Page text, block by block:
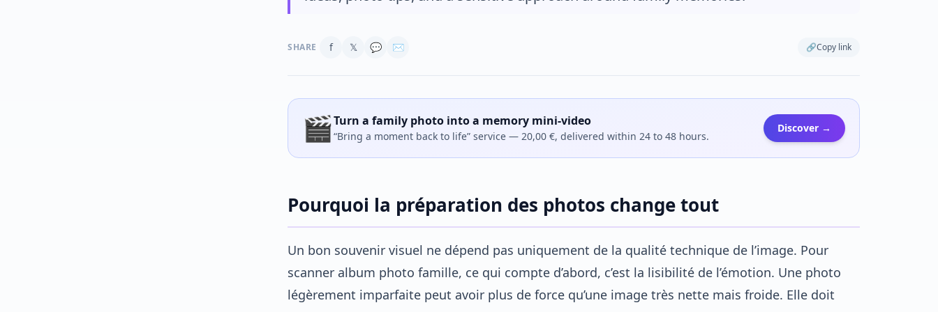
SHARE f 𝕏 💬 ✉ 🔗Copy link
🎬Turn a family photo into a memory mini-video
“Bring a moment back to life” service — 20,00 €, delivered within 24 to 48 hours.
Discover →
Pourquoi la préparation des photos change tout
Un bon souvenir visuel ne dépend pas uniquement de la qualité technique de l’image. Pour
scanner album photo famille, ce qui compte d’abord, c’est la lisibilité de l’émotion. Une photo
légèrement imparfaite peut avoir plus de force qu’une image très nette mais froide. Elle doit